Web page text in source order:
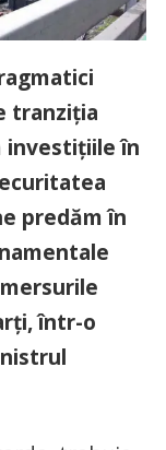
tranziţia
investiţiile în
predăm în
într-o